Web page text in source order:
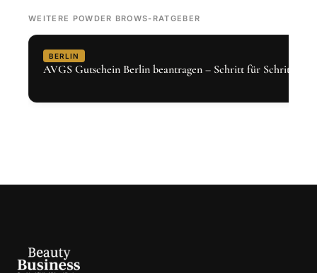
WEITERE POWDER BROWS-RATGEBER
BERLIN
AVGS Gutschein Berlin beantragen – Schritt für Schritt 2026